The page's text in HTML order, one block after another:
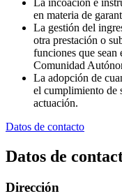
La incoación e
en materia de
La gestión del
otra prestación o
funciones que sean
Comunidad
La adopción de
el cumplimiento de
actuación.
Datos de contacto
Datos de
Dirección